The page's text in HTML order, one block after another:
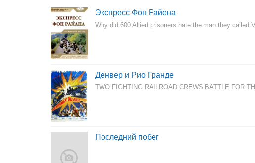
Экспресс Фон Райена
Why did 600 Allied prisoners hate the man they called
Денвер и Рио Гранде
TWO FIGHTING RAILROAD CREWS BATTLE FOR
Последний побег